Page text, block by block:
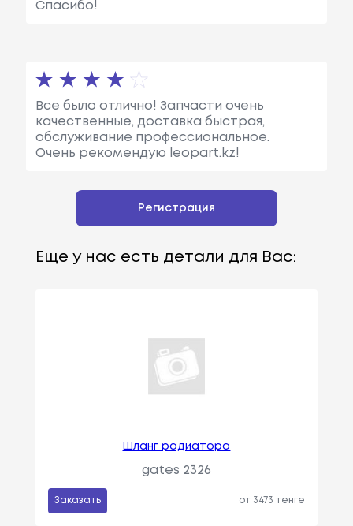
Спасибо!
Все было отлично! Запчасти очень
качественные, доставка быстрая,
обслуживание профессиональное.
Очень рекомендую leopart.kz!
Регистрация
Еще у нас есть детали для Вас:
Шланг радиатора
gates 2326
Заказать от 3473 тенге